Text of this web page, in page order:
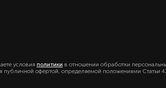
условия политики в отношении обработки
публичной офертой, определяемой положениями Статьи